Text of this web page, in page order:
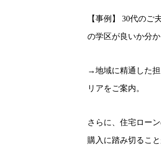
【事例】 30代の
の学区が良いか分か
→地域に精通した
リアをご案内。
さらに、住宅ロー
購入に踏み切ること